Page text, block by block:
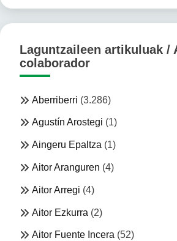
Laguntzaileen artikuluak /
colaborador
Aberriberri (3.286)
Agustín Arostegi (1)
Aingeru Epaltza (1)
Aitor Aranguren (4)
Aitor Arregi (4)
Aitor Ezkurra (2)
Aitor Fuente Incera (52)